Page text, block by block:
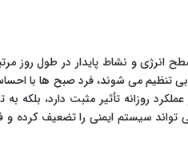
انرژی و نشاط پایدار در طول روز
تنظیم می شوند، فرد صبح ها با
روزانه تأثیر مثبت دارد، بلکه
سیستم ایمنی را تضعیف کرده و